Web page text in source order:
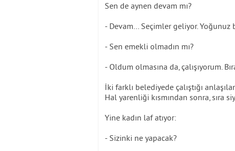
Sen de aynen devam mı?
- Devam… Seçimler geliyor. Yoğunuz
- Sen emekli olmadın mı?
- Oldum olmasına da, çalışıyorum.
İki farklı belediyede çalıştığı
Hal yarenliği kısmından sonra, sıra
Yine kadın laf atıyor:
- Sizinki ne yapacak?